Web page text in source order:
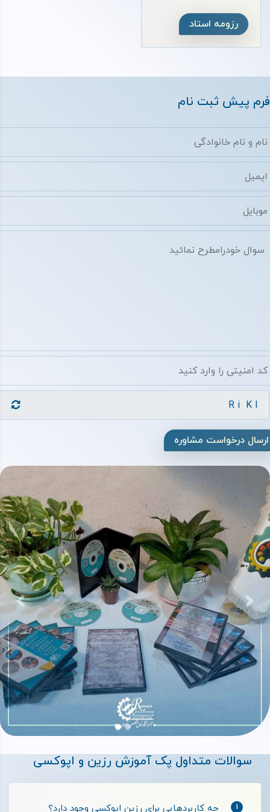
رزومه استاد
فرم پیش ثبت نام
ارسال درخواست مشاوره
قبلی بعدی
سوالات متداول پک آموزش رزین و اپوکسی
1 چه کاربردهایی برای رزین اپوکسی وجود دارد؟